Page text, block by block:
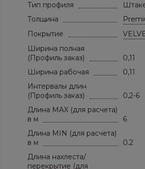
Тип профиля
Толщина
Покрытие
Ширина полная
(Профиль заказ)
0,11
Ширина рабочая
0,11
Интервалы длин
(Профиль заказ)
0,2-6
Длина MAX (для расчета)
в м
6
Длина MIN (для расчета)
в м
0.2
Длина нахлеста/
перекрытие (для